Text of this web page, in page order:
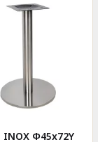
INOX Φ45x72Υ